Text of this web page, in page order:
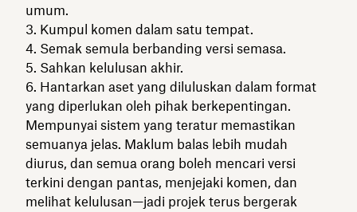
umum.
Kumpul komen dalam satu tempat.
Semak semula berbanding versi semasa.
Sahkan kelulusan akhir.
Hantarkan aset yang diluluskan dalam format
yang diperlukan oleh pihak berkepentingan.
Mempunyai sistem yang teratur memastikan
semuanya jelas. Maklum balas lebih mudah
diurus, dan semua orang boleh mencari versi
terkini dengan pantas, menjejaki komen, dan
melihat kelulusan—jadi projek terus bergerak